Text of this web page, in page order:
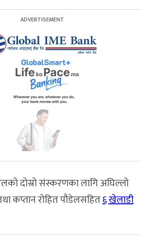
दोस्रो संस्करणका लागि अघिल्लो
कप्तान रोहित पौडेलसहित६ खेलाडी